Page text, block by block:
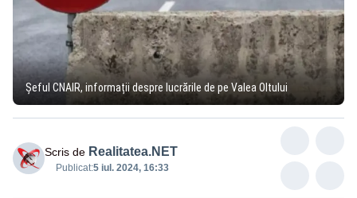
Șeful CNAIR, informații despre lucrările de pe Valea Oltului
Scris de Realitatea.NET
Publicat:5 iul. 2024, 16:33